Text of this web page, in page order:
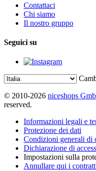
Contattaci
Chi siamo
Il nostro gruppo
Seguici su
© 2010-2026 niceshops
reserved.
Informazioni legali e
Protezione dei dati
Condizioni generali di
Dichiarazione di
Impostazioni sulla
Annullare qui i